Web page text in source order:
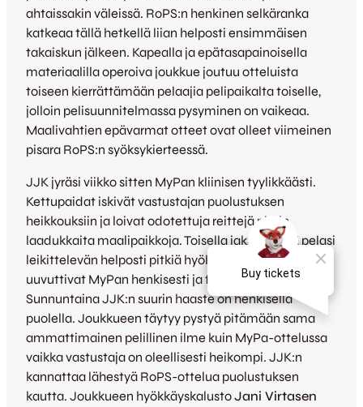
ahtaissakin väleissä. RoPS:n henkinen selkäranka
katkeaa tällä hetkellä liian helposti ensimmäisen
takaiskun jälkeen. Kapealla ja epätasapainoisella
materiaalilla operoiva joukkue joutuu otteluista
toiseen kierrättämään pelaajia pelipaikalta toiselle,
jolloin pelisuunnitelmassa pysyminen on vaikeaa.
Maalivahtien epävarmat otteet ovat olleet viimeinen
pisara RoPS:n syöksykierteessä.
JJK jyräsi viikko sitten MyPan kliinisen tyylikkäästi.
Kettupaidat iskivät vastustajan puolustuksen
heikkouksiin ja loivat odotettuja reittejä pitkin
laadukkaita maalipaikkoja. Toisella jaksolla JJK pelasi
leikittelevän helposti pitkiä hyökkäyksiä, jotka
uuvuttivat MyPan henkisesti ja fyysisesti.
Sunnuntaina JJK:n suurin haaste on henkisellä
puolella. Joukkueen täytyy pystyä pitämään sama
ammattimainen pelillinen ilme kuin MyPa-ottelussa
vaikka vastustaja on oleellisesti heikompi. JJK:n
kannattaa lähestyä RoPS-ottelua puolustuksen
kautta. Joukkueen hyökkäyskalustoJani Virtasen